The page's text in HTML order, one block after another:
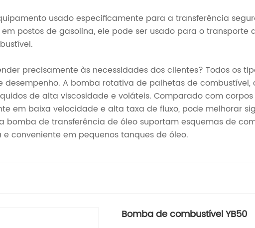
usado especificamente para a transferência
postos de gasolina, ele pode ser usado para o transporte
precisamente às necessidades dos clientes? Todos os
A bomba rotativa de palhetas de combustível,
de alta viscosidade e voláteis. Comparado com
em baixa velocidade e alta taxa de fluxo, pode melhorar
bomba de transferência de óleo suportam esquemas de
conveniente em pequenos tanques de óleo.
Bomba de combustível YB50